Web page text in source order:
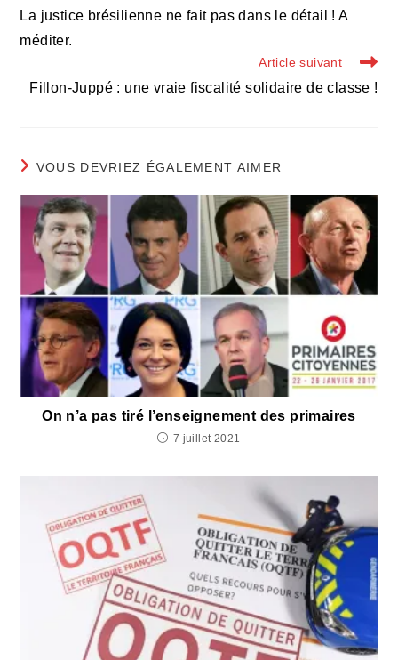
more
articles
La justice brésilienne ne fait pas dans le détail ! A
méditer.
Article suivant
Fillon-Juppé : une vraie fiscalité solidaire de classe !
VOUS DEVRIEZ ÉGALEMENT AIMER
On n’a pas tiré l’enseignement des primaires
7 juillet 2021